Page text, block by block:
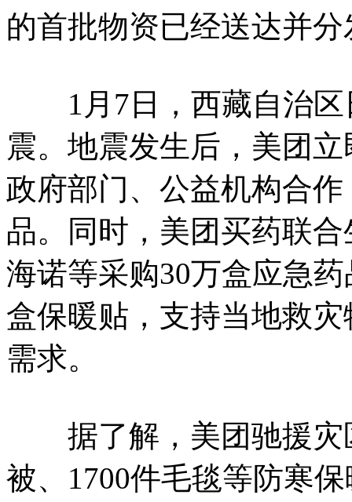
的首批物资已经送达并分
1月7日，西藏自治区
震。地震发生后，美团
政府部门、公益机构合
品。同时，美团买药联
海诺等采购30万盒应急
盒保暖贴，支持当地救
需求。
据了解，美团驰援灾
被、1700件毛毯等防寒